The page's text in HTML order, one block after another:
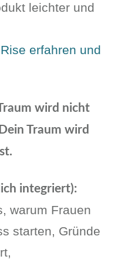
leichter und
erfahren und
wird nicht
Traum wird
integriert):
warum Frauen
starten, Gründe